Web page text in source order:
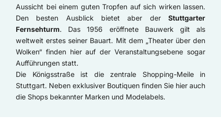
Aussicht bei einem guten Tropfen auf sich wirken lassen.
Den besten Ausblick bietet aber der Stuttgarter
Fernsehturm. Das 1956 eröffnete Bauwerk gilt als
weltweit erstes seiner Bauart. Mit dem „Theater über den
Wolken“ finden hier auf der Veranstaltungsebene sogar
Aufführungen statt.
Die Königsstraße ist die zentrale Shopping-Meile in
Stuttgart. Neben exklusiver Boutiquen finden Sie hier auch
die Shops bekannter Marken und Modelabels.